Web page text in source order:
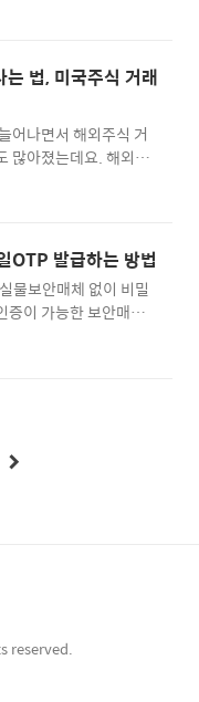
공인인증서 재발급
급 방법 KB증권 M-
환전이 필요한 것이구
전을 하지않고 원화
있는데 KB증권앱인
전하는 방법과 원화로
여 알아보도록 하겠습
환전 · M-able 모
방법 ⊙ 3. KB증권 해
해외주식 거래방법
법, 미국주식 거래
어나면서 해외주식 거
많아졌는데요. 해외주
비해야할 것도 많습
M-able 어플을 통해
사는 법에 대하여 상
습니다. ※ 목차 ⊙ 1.
권 모바일 앱 다운로
방법 ⊙ 2. KB증권 해
및 해외주식을 스마트
OTP 발급하는 방법
물보안매체 없이 비밀
증이 가능한 보안매체
사용해서 이체나 오
모바일 앱 다운로드 ⊙
· 미래에셋증권 모바
로 바로 이동하실 수도
급방법을..
reserved.